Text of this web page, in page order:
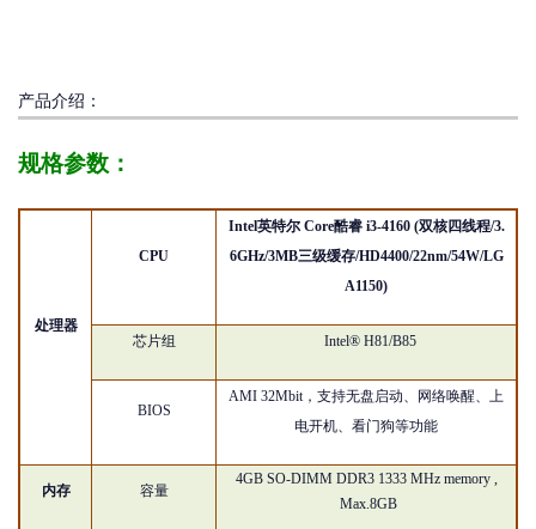
产品介绍：
规格参数：
处理器
CPU
Intel英特尔 Core酷睿 i3-4160(双核四线程/3.
6GHz/3MB三级缓存/HD4400/22nm/54W/LG
A1150)
芯片组 Intel® H81/B85
BIOS
AMI 32Mbit，支持无盘启动、网络唤醒、上
电开机、看门狗等功能
内存 容量
4GB SO-DIMM DDR3 1333 MHz memory ,
Max.8GB